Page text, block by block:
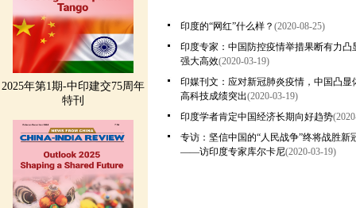
2025年第1期-中印建交75周年
特刊
印度的“网红”什么样？ (2020-08-25)
印度专家：中国防控疫情举措果断有力凸
强大高效(2020-03-19)
印媒刊文：应对新冠肺炎疫情，中国凸显
高科技成绩突出(2020-03-19)
印度学者肯定中国经济长期向好趋势
专访：坚信中国的“人民战争”终将战胜新
——访印度专家库尔卡尼(2020-03-19)